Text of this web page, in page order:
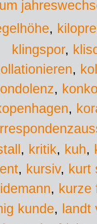
,
klingspor,
,
,
,
, kritik, kuh,
, kursiv, kurt
, kurze
kunde, landt